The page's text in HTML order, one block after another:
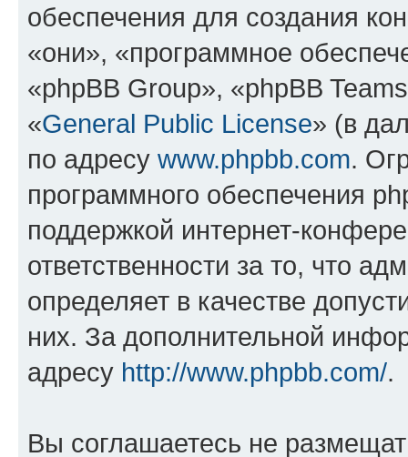
обеспечения для создания
«они», «программное
«phpBB Group», «phpBB
«General Public License» (в
по адресу www.phpbb.com.
программного обеспечения
поддержкой интернет-
ответственности за то, что
определяет в качестве
них. За дополнительной
адресу http://www.phpbb.com/.
Вы соглашаетесь не